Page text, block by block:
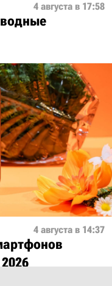
4 августа в 17:58
4 августа в 14:37